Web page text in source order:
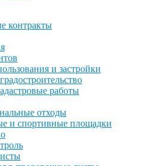
контракты
и застройки
работы
отходы
и спортивные площадки